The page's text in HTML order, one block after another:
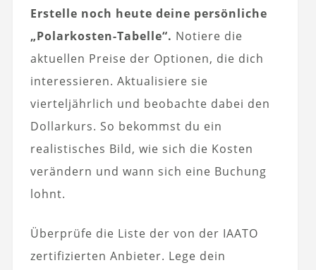
Erstelle noch heute deine persönliche
„Polarkosten-Tabelle“. Notiere die
aktuellen Preise der Optionen, die dich
interessieren. Aktualisiere sie
vierteljährlich und beobachte dabei den
Dollarkurs. So bekommst du ein
realistisches Bild, wie sich die Kosten
verändern und wann sich eine Buchung
lohnt.
Überprüfe die Liste der von der IAATO
zertifizierten Anbieter. Lege dein